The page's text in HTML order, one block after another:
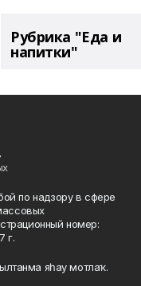
Рубрика "Еда и
напитки"
по надзору в сфере
номер:
г.
һылтанма яһау мотлаҡ.